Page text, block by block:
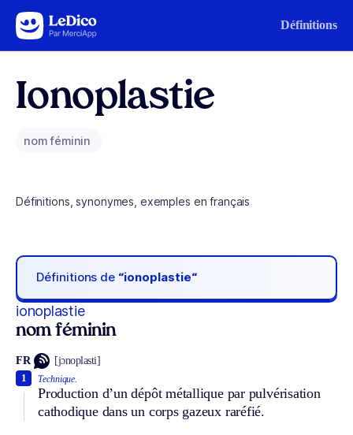
Aller au contenu Définitions
Ionoplastie
nom féminin
Définitions, synonymes, exemples en français
Définitions de “ionoplastie“
ionoplastie
nom féminin
FR [jɔnoplasti]
Technique.
Production d’un dépôt métallique par pulvérisation
cathodique dans un corps gazeux raréfié.
1